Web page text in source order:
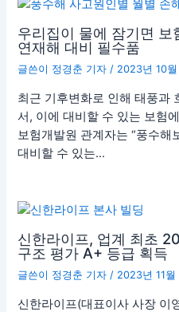
우리집이 물에 잠기면
연재해 대비 필수품
글쓴이 정경춘 기자/ 2023년 10월
최근 기후변화로 인해 태풍과
서, 이에 대비할 수 있는 보험
보험개발원 관계자는 “풍수해
대비할 수 있는…
신한라이프, 업계 최초
구조 평가 A+ 등급 획득
글쓴이 정경춘 기자/ 2023년 11월
신한라이프(대표이사 사장 이